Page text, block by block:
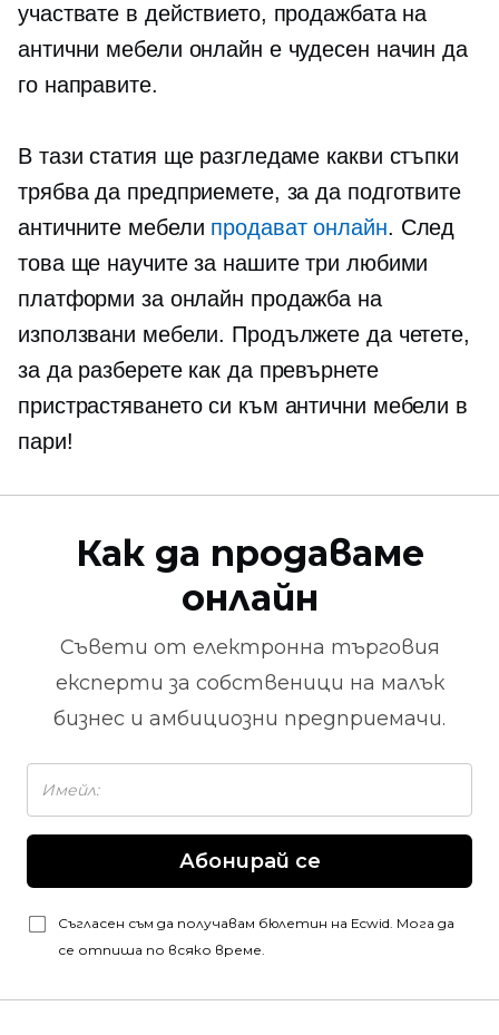
участвате в действието, продажбата на
антични мебели онлайн е чудесен начин да
го направите.
В тази статия ще разгледаме какви стъпки
трябва да предприемете, за да подготвите
античните мебели продават онлайн. След
това ще научите за нашите три любими
платформи за онлайн продажба на
използвани мебели. Продължете да четете,
за да разберете как да превърнете
пристрастяването си към антични мебели в
пари!
Как да продаваме
онлайн
Съвети от електронна търговия
експерти за собственици на малък
бизнес и амбициозни предприемачи.
Абонирай се
Съгласен съм да получавам бюлетин на Ecwid. Мога да
се отпиша по всяко време.